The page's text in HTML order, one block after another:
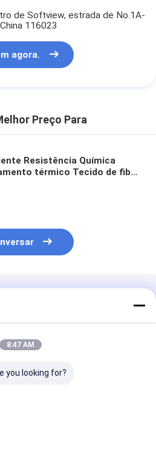
de Softview, estrada de No.1A-
116023
agora.
Preço Para
Resistência Química
térmico Tecido de fibra
8:47 AM
you looking for?